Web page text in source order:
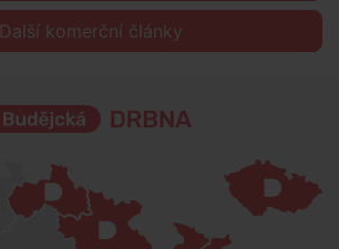
Další komerční články